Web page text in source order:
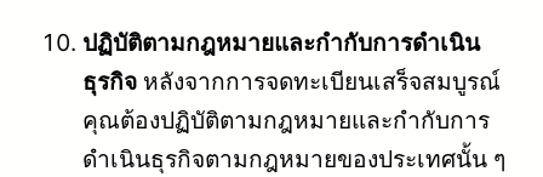
ปฏิบัติตามกฎหมายและกำกับการดำเนิน
ธุรกิจ หลังจากการจดทะเบียนเสร็จสมบูรณ์
คุณต้องปฏิบัติตามกฎหมายและกำกับการ
ดำเนินธุรกิจตามกฎหมายของประเทศนั้น ๆ